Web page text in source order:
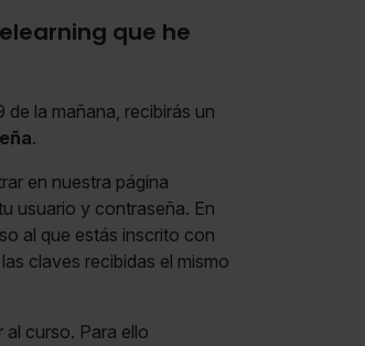
que he
de la mañana, recibirás un
.
en nuestra página
usuario y contraseña. En
al que estás inscrito con
claves recibidas el mismo
curso. Para ello